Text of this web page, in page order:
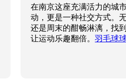
在南京这座充满活力的城
动，更是一种社交方式。
还是周末的酣畅淋漓，找
让运动乐趣翻倍。 羽毛球